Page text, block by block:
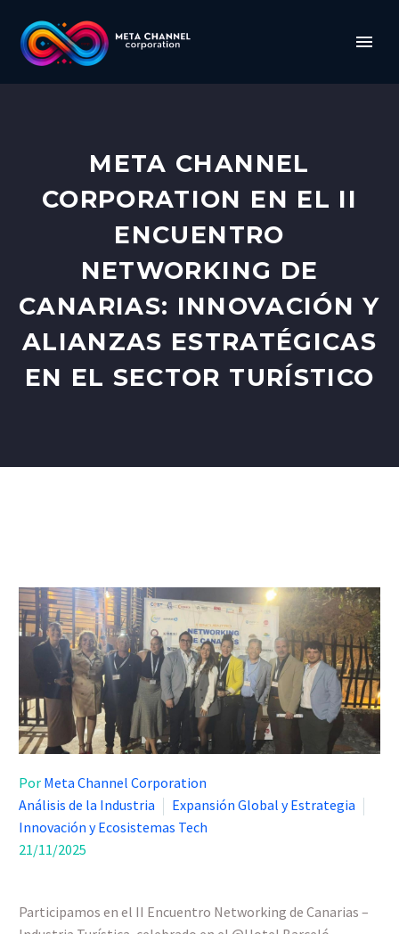
META CHANNEL
CORPORATION EN EL II
ENCUENTRO
NETWORKING DE
CANARIAS: INNOVACIÓN Y
ALIANZAS ESTRATÉGICAS
EN EL SECTOR TURÍSTICO
Por Meta Channel Corporation
Análisis de la Industria
Expansión Global y Estrategia
Innovación y Ecosistemas Tech
21/11/2025
Participamos en el II Encuentro Networking de Canarias –